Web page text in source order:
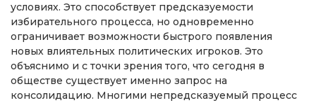
условиях. Это способствует предсказуемости
избирательного процесса, но одновременно
ограничивает возможности быстрого появления
новых влиятельных политических игроков. Это
объяснимо и с точки зрения того, что сегодня в
обществе существует именно запрос на
консолидацию. Многими непредсказуемый процесс